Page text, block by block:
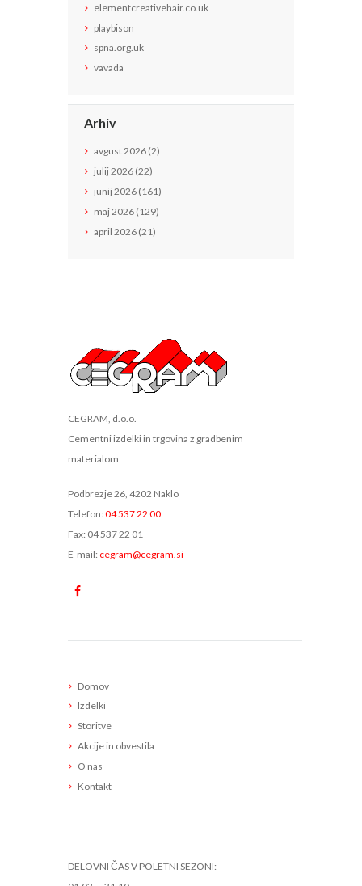
elementcreativehair.co.uk
playbison
spna.org.uk
vavada
Arhiv
avgust2026(2)
julij2026(22)
junij2026(161)
maj2026(129)
april 2026(21)
CEGRAM, d.o.o.
Cementni izdelki in trgovina z gradbenim
materialom
Podbrezje 26, 4202 Naklo
Telefon: 04 537 22 00
Fax: 04 537 22 01
E-mail: cegram@cegram.si
Domov
Izdelki
Storitve
Akcije in obvestila
O nas
Kontakt
DELOVNI ČAS V POLETNI SEZONI: